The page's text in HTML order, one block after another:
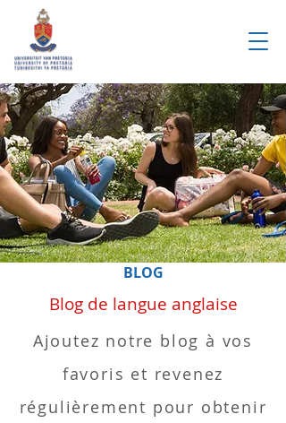
BLOG
Blog de langue anglaise
Ajoutez notre blog à vos
favoris et revenez
régulièrement pour obtenir